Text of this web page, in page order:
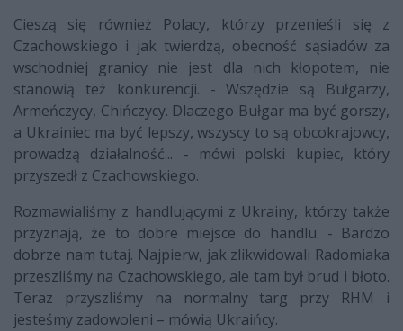
Cieszą się również Polacy, którzy przenieśli się z
Czachowskiego i jak twierdzą, obecność sąsiadów za
wschodniej granicy nie jest dla nich kłopotem, nie
stanowią też konkurencji. - Wszędzie są Bułgarzy,
Armeńczycy, Chińczycy. Dlaczego Bułgar ma być gorszy,
a Ukrainiec ma być lepszy, wszyscy to są obcokrajowcy,
prowadzą działalność... - mówi polski kupiec, który
przyszedł z Czachowskiego.
Rozmawialiśmy z handlującymi z Ukrainy, którzy także
przyznają, że to dobre miejsce do handlu. - Bardzo
dobrze nam tutaj. Najpierw, jak zlikwidowali Radomiaka
przeszliśmy na Czachowskiego, ale tam był brud i błoto.
Teraz przyszliśmy na normalny targ przy RHM i
jesteśmy zadowoleni – mówią Ukraińcy.